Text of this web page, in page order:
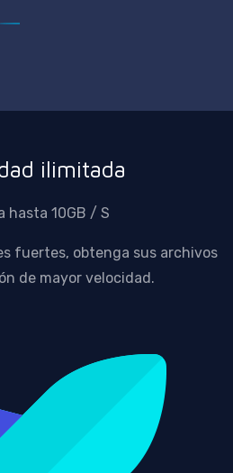
ilimitada
hasta 10GB / S
fuertes, obtenga sus archivos
de mayor velocidad.